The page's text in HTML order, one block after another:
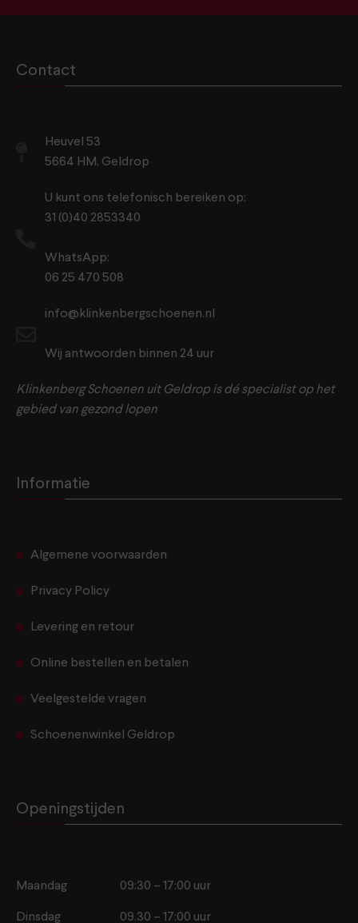
Contact
Heuvel 53
5664 HM, Geldrop
U kunt ons telefonisch bereiken op:
31 (0)40 2853340
WhatsApp:
06 25 470 508
info@klinkenbergschoenen.nl
Wij antwoorden binnen 24 uur
Klinkenberg Schoenen uit Geldrop is dé specialist op het
gebied van gezond lopen
Informatie
Algemene voorwaarden
Privacy Policy
Levering en retour
Online bestellen en betalen
Veelgestelde vragen
Schoenenwinkel Geldrop
Openingstijden
Maandag 09:30 – 17:00 uur
Dinsdag 09.30 – 17:00 uur